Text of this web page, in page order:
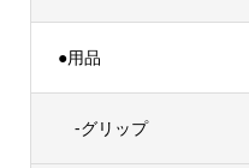
●用品
-グリップ